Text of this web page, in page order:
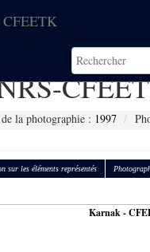
CFEETK
la photographie : 1997
sur les éléments représentés